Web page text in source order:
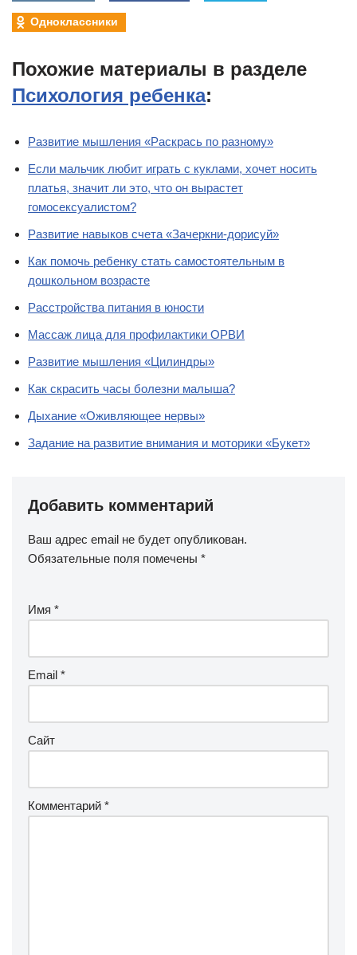
Одноклассники
Похожие материалы в разделе
Психология ребенка:
Развитие мышления «Раскрась по разному»
Если мальчик любит играть с куклами, хочет носить
платья, значит ли это, что он вырастет
гомосексуалистом?
Развитие навыков счета «Зачеркни-дорисуй»
Как помочь ребенку стать самостоятельным в
дошкольном возрасте
Расстройства питания в юности
Массаж лица для профилактики ОРВИ
Развитие мышления «Цилиндры»
Как скрасить часы болезни малыша?
Дыхание «Оживляющее нервы»
Задание на развитие внимания и моторики «Букет»
Добавить комментарий
Ваш адрес email не будет опубликован.
Обязательные поля помечены *
Имя *
Email *
Сайт
Комментарий *